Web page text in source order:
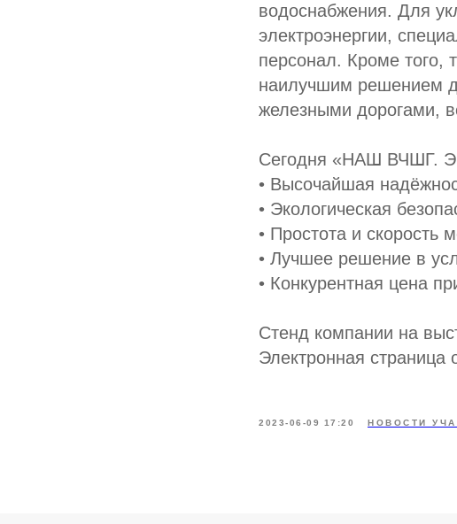
водоснабжения. Для
электроэнергии,
персонал. Кроме того,
наилучшим решением
железными дорогами,
Сегодня «НАШ ВЧШГ.
• Высочайшая
• Экологическая
• Простота и скорость
• Лучшее решение в
• Конкурентная цена
Стенд компании на
Электронная страница
2023-06-09 17:20 НОВОСТИ